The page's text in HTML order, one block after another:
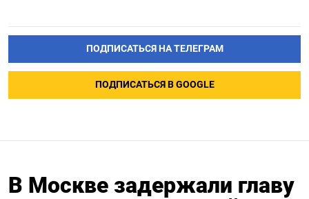
ПОДПИСАТЬСЯ НА ТЕЛЕГРАМ
ПОДПИСАТЬСЯ В GOOGLE
В Москве задержали главу